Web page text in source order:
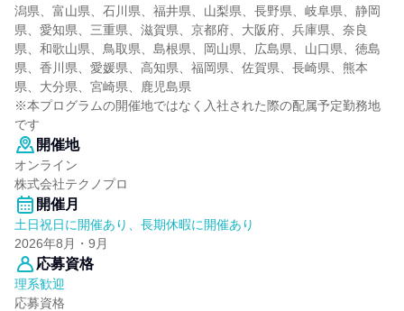
潟県、富山県、石川県、福井県、山梨県、長野県、岐阜県、静岡
県、愛知県、三重県、滋賀県、京都府、大阪府、兵庫県、奈良
県、和歌山県、鳥取県、島根県、岡山県、広島県、山口県、徳島
県、香川県、愛媛県、高知県、福岡県、佐賀県、長崎県、熊本
県、大分県、宮崎県、鹿児島県
※本プログラムの開催地ではなく入社された際の配属予定勤務地
です
開催地
オンライン
株式会社テクノプロ
開催月
土日祝日に開催あり、長期休暇に開催あり
2026年8月・9月
応募資格
理系歓迎
応募資格